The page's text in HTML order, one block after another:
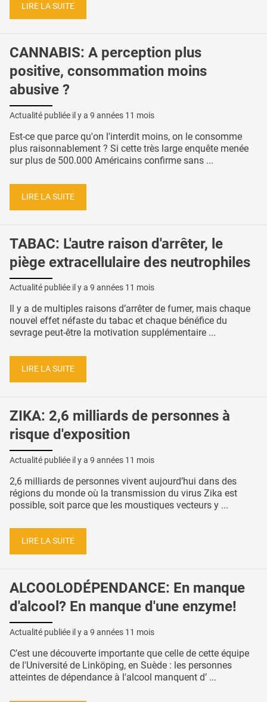
LIRE LA SUITE
CANNABIS: A perception plus
positive, consommation moins
abusive ?
Actualité publiée il y a 9 années 11 mois
Est-ce que parce qu'on l'interdit moins, on le consomme
plus raisonnablement ? Si cette très large enquête menée
sur plus de 500.000 Américains confirme sans ...
LIRE LA SUITE
TABAC: L'autre raison d'arrêter, le
piège extracellulaire des neutrophiles
Actualité publiée il y a 9 années 11 mois
Il y a de multiples raisons d’arrêter de fumer, mais chaque
nouvel effet néfaste du tabac et chaque bénéfice du
sevrage peut-être la motivation supplémentaire ...
LIRE LA SUITE
ZIKA: 2,6 milliards de personnes à
risque d'exposition
Actualité publiée il y a 9 années 11 mois
2,6 milliards de personnes vivent aujourd’hui dans des
régions du monde où la transmission du virus Zika est
possible, soit parce que les moustiques vecteurs y ...
LIRE LA SUITE
ALCOOLODÉPENDANCE: En manque
d'alcool? En manque d'une enzyme!
Actualité publiée il y a 9 années 11 mois
C’est une découverte importante que celle de cette équipe
de l'Université de Linköping, en Suède : les personnes
atteintes de dépendance à l'alcool manquent d’ ...